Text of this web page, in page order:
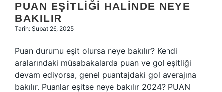
PUAN EŞITLIĞI HALINDE NEYE
BAKILIR
Tarih: Şubat 26, 2025
Puan durumu eşit olursa neye bakılır? Kendi
aralarındaki müsabakalarda puan ve gol eşitliği
devam ediyorsa, genel puantajdaki gol averajına
bakılır. Puanlar eşitse neye bakılır 2024? PUAN